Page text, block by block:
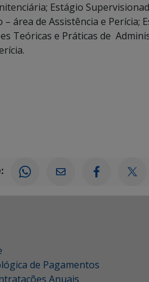
Estágio
– área de Assistência e Perícia;
Teóricas e Práticas de
de Pagamentos
Anuais